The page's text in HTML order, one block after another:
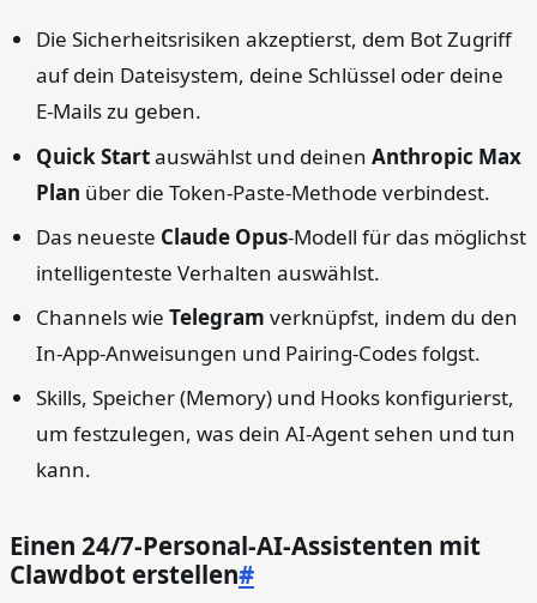
Die Sicherheitsrisiken akzeptierst, dem Bot Zugriff
auf dein Dateisystem, deine Schlüssel oder deine
E‑Mails zu geben.
Quick Startauswählst und deinen Anthropic Max
Plan über die Token‑Paste‑Methode verbindest.
Das neueste Claude Opus‑Modell für das möglichst
intelligenteste Verhalten auswählst.
Channels wie Telegram verknüpfst, indem du den
In‑App‑Anweisungen und Pairing‑Codes folgst.
Skills, Speicher (Memory) und Hooks konfigurierst,
um festzulegen, was dein AI‑Agent sehen und tun
kann.
Einen 24/7‑Personal‑AI‑Assistenten mit
Clawdbot erstellen#